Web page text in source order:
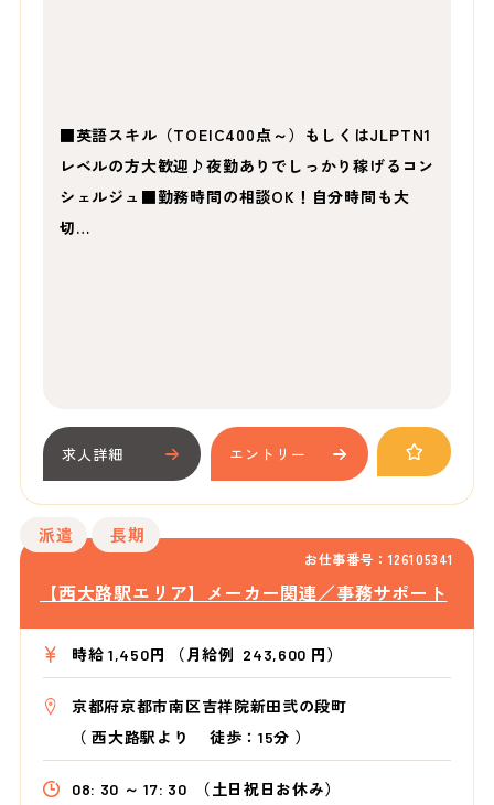
■英語スキル（TOEIC400点～）もしくはJLPTN1
レベルの方大歓迎♪夜勤ありでしっかり稼げるコン
シェルジュ■勤務時間の相談OK！自分時間も大
切…
求人詳細 エントリー
お仕事番号：126105341
派遣 長期
【西大路駅エリア】メーカー関連／事務サポート
時給 1,450円 （月給例 243,600 円）
京都府京都市南区吉祥院新田弐の段町
（西大路駅より 徒歩：15分 ）
08: 30 ～ 17: 30 （土日祝日お休み）